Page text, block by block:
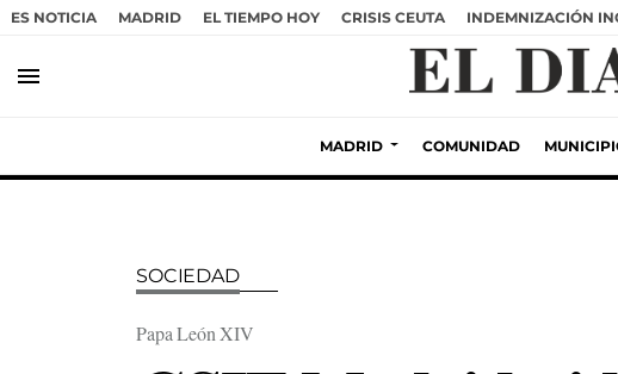
ES NOTICIA MADRID EL TIEMPO HOY CRISIS CEUTA INDEMNIZACIÓN
menu
MADRID COMUNIDAD
SOCIEDAD
Papa León XIV